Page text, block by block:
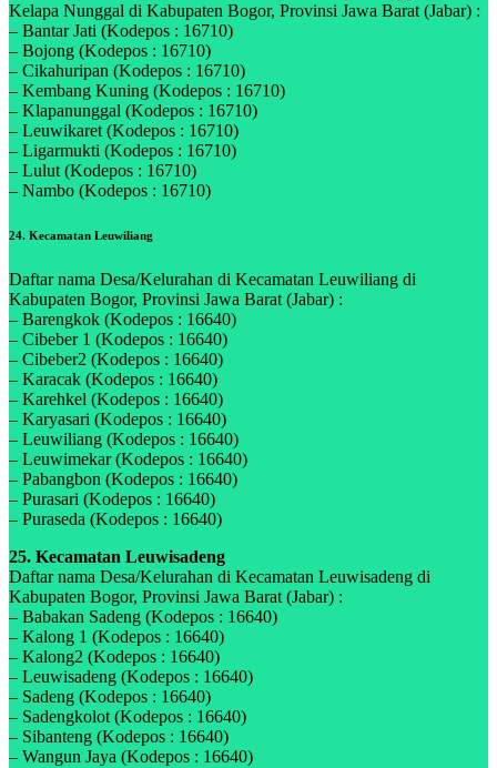
Kelapa Nunggal di Kabupaten Bogor, Provinsi Jawa Barat (Jabar) :
– Bantar Jati (Kodepos : 16710)
– Bojong (Kodepos : 16710)
– Cikahuripan (Kodepos : 16710)
– Kembang Kuning (Kodepos : 16710)
– Klapanunggal (Kodepos : 16710)
– Leuwikaret (Kodepos : 16710)
– Ligarmukti (Kodepos : 16710)
– Lulut (Kodepos : 16710)
– Nambo (Kodepos : 16710)
24. Kecamatan Leuwiliang
Daftar nama Desa/Kelurahan di Kecamatan Leuwiliang di
Kabupaten Bogor, Provinsi Jawa Barat (Jabar) :
– Barengkok (Kodepos : 16640)
– Cibeber 1 (Kodepos : 16640)
– Cibeber2 (Kodepos : 16640)
– Karacak (Kodepos : 16640)
– Karehkel (Kodepos : 16640)
– Karyasari (Kodepos : 16640)
– Leuwiliang (Kodepos : 16640)
– Leuwimekar (Kodepos : 16640)
– Pabangbon (Kodepos : 16640)
– Purasari (Kodepos : 16640)
– Puraseda (Kodepos : 16640)
25. Kecamatan Leuwisadeng
Daftar nama Desa/Kelurahan di Kecamatan Leuwisadeng di
Kabupaten Bogor, Provinsi Jawa Barat (Jabar) :
– Babakan Sadeng (Kodepos : 16640)
– Kalong 1 (Kodepos : 16640)
– Kalong2 (Kodepos : 16640)
– Leuwisadeng (Kodepos : 16640)
– Sadeng (Kodepos : 16640)
– Sadengkolot (Kodepos : 16640)
– Sibanteng (Kodepos : 16640)
– Wangun Jaya (Kodepos : 16640)